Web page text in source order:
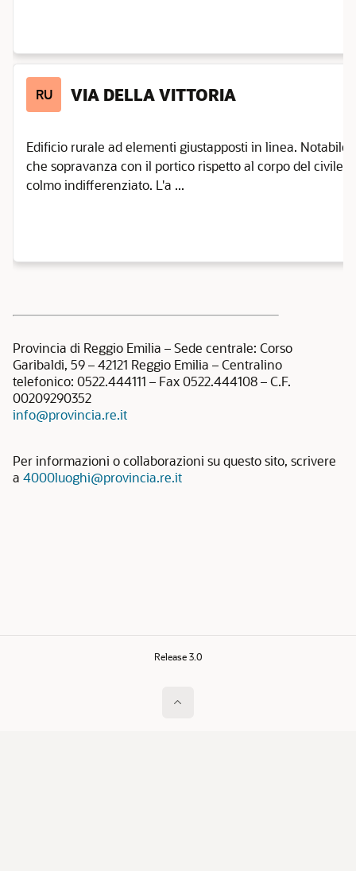
RU VIA DELLA VITTORIA
Edificio rurale ad elementi giustapposti in linea. Notabile
che sopravanza con il portico rispetto al corpo del civile.
colmo indifferenziato. L'a ...
Provincia di Reggio Emilia – Sede centrale: Corso
Garibaldi, 59 – 42121 Reggio Emilia – Centralino
telefonico: 0522.444111 – Fax 0522.444108 – C.F.
00209290352
info@provincia.re.it
Per informazioni o collaborazioni su questo sito, scrivere
a 4000luoghi@provincia.re.it
Release 3.0